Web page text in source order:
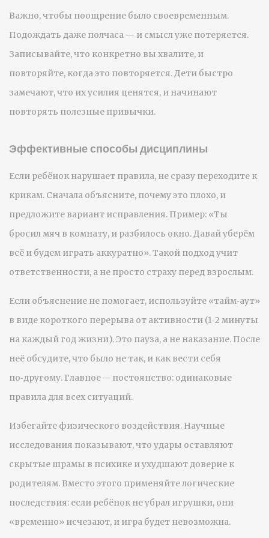
Важно, чтобы поощрение было своевременным.
Подождать даже полчаса — и смысл уже потеряется.
Записывайте, что конкретно вы хвалите, и
повторяйте, когда это повторяется. Дети быстро
замечают, что их усилия ценятся, и начинают
повторять полезные привычки.
Эффективные способы дисциплины
Если ребёнок нарушает правила, не сразу переходите к
крикам. Сначала объясните, почему это плохо, и
предложите вариант исправления. Пример: «Ты
бросил мяч в комнату, и разбилось окно. Давай уберём
всё и будем играть аккуратно». Такой подход учит
ответственности, а не просто страху перед взрослым.
Если объяснение не помогает, используйте «тайм‑аут»
в виде короткого перерыва от активности (1‑2 минуты
на каждый год жизни). Это пауза, а не наказание. После
неё обсудите, что было не так, и как вести себя
по‑другому. Главное — постоянство: одинаковые
правила для всех ситуаций.
Избегайте физического воздействия. Научные
исследования показывают, что удары оставляют
скрытые шрамы в психике и ухудшают доверие к
родителям. Вместо этого применяйте логические
последствия: если ребёнок не убрал игрушки, они
«временно» исчезают, и игра будет невозможна.